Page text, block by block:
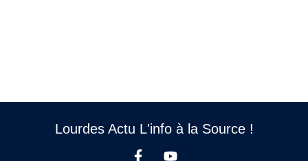
Lourdes Actu L'info à la Source !